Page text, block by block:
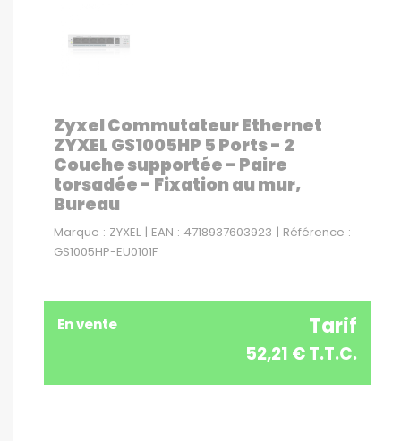
Zyxel Commutateur Ethernet
ZYXEL GS1005HP 5 Ports - 2
Couche supportée - Paire
torsadée - Fixation au mur,
Bureau
Marque : ZYXEL | EAN : 4718937603923 | Référence :
GS1005HP-EU0101F
En vente Tarif
52,21 € T.T.C.